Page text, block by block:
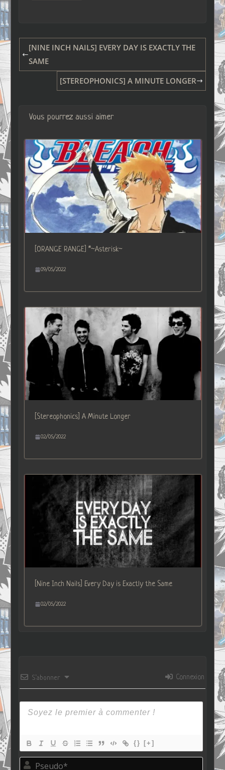
[NINE INCH NAILS] EVERY DAY IS EXACTLY THE
SAME
[STEREOPHONICS] A MINUTE LONGER
Vous pourrez aussi aimer
[ORANGE RANGE] *~Asterisk~
09/05/2022
[Stereophonics] A Minute Longer
02/05/2022
[Nine Inch Nails] Every Day is Exactly the Same
02/05/2022
S’abonner Connexion
{} [+]
P